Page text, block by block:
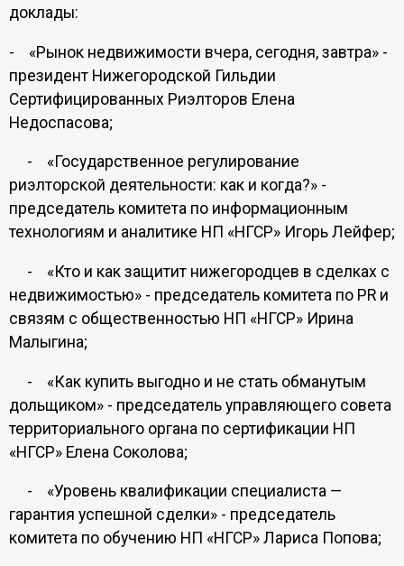
доклады:
- «Рынок недвижимости вчера, сегодня, завтра» -
президент Нижегородской Гильдии
Сертифицированных Риэлторов Елена
Недоспасова;
- «Государственное регулирование
риэлторской деятельности: как и когда?» -
председатель комитета по информационным
технологиям и аналитике НП «НГСР» Игорь Лейфер;
- «Кто и как защитит нижегородцев в сделках с
недвижимостью» - председатель комитета по PR и
связям с общественностью НП «НГСР» Ирина
Малыгина;
- «Как купить выгодно и не стать обманутым
дольщиком» - председатель управляющего совета
территориального органа по сертификации НП
«НГСР» Елена Соколова;
- «Уровень квалификации специалиста —
гарантия успешной сделки» - председатель
комитета по обучению НП «НГСР» Лариса Попова;